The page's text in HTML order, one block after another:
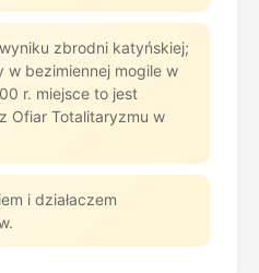
zbrodni katyńskiej;
w bezimiennej mogile w
r. miejsce to jest
Ofiar Totalitaryzmu w
i działaczem